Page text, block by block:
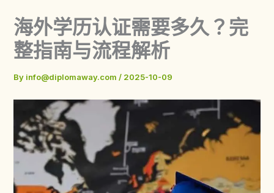
海外学历认证需要多久？完
整指南与流程解析
By info@diplomaway.com / 2025-10-09